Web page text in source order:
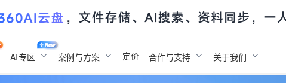
AI专区 案例与方案 定价 合作与支持 关于我们